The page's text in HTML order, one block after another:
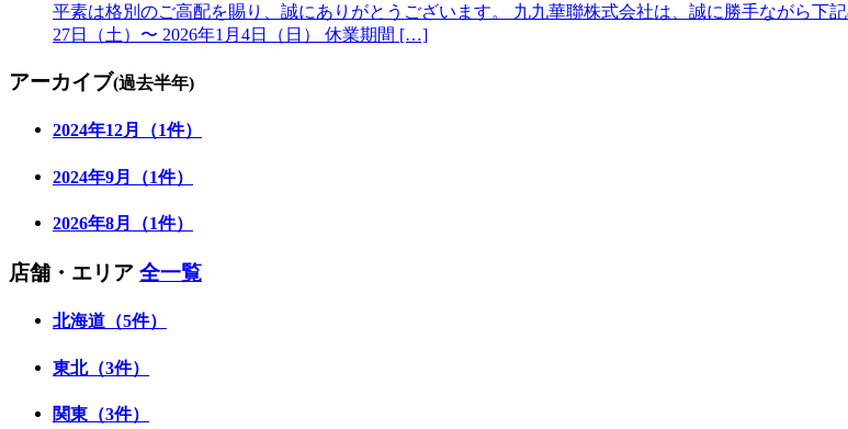
平素は格別のご高配を賜り、誠にありがとうございます。 九九華聯株式会社は、誠に勝手ながら下
27日（土）〜 2026年1月4日（日） 休業期間 […]
アーカイブ(過去半年)
2024年12月（1件）
2024年9月（1件）
2026年8月（1件）
店舗・エリア 全一覧
北海道（5件）
東北（3件）
関東（3件）